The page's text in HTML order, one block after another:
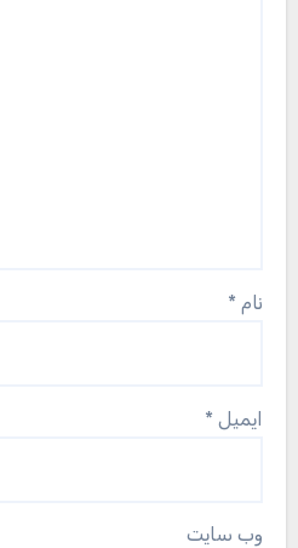
نام *
ایمیل *
وب‌ سایت